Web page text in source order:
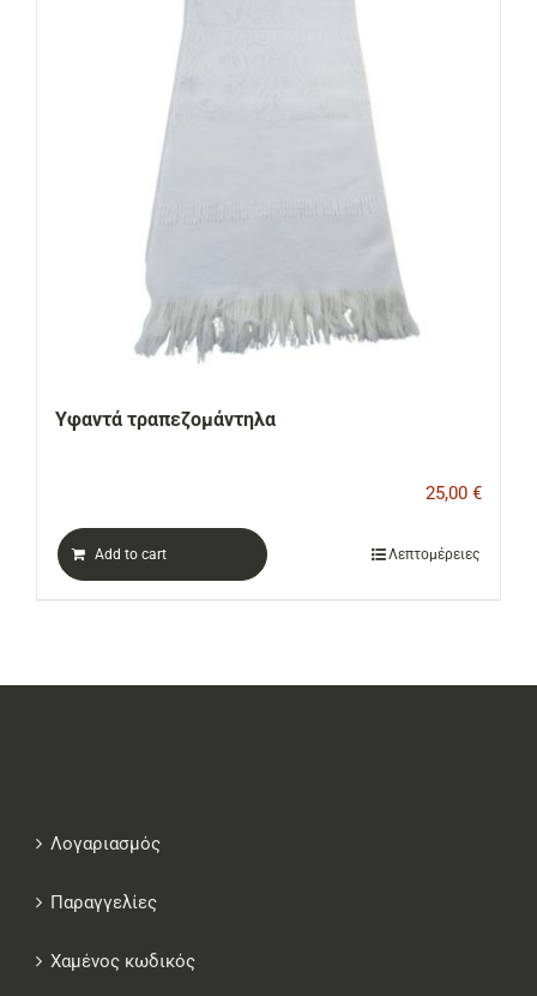
Υφαντά τραπεζομάντηλα
25,00 €
Add to cart Λεπτομέρειες
Λογαριασμός
Παραγγελίες
Χαμένος κωδικός